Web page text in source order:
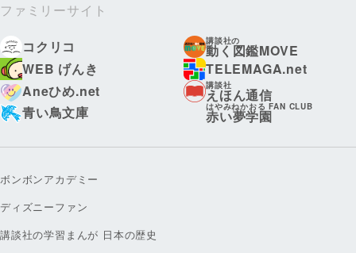
ファミリーサイト
コクリコ
講談社の
動く図鑑MOVE
WEB げんき
TELEMAGA.net
Aneひめ.net
講談社
えほん通信
青い鳥文庫
はやみねかおる FAN CLUB
赤い夢学園
ボンボンアカデミー
ディズニーファン
講談社の学習まんが 日本の歴史